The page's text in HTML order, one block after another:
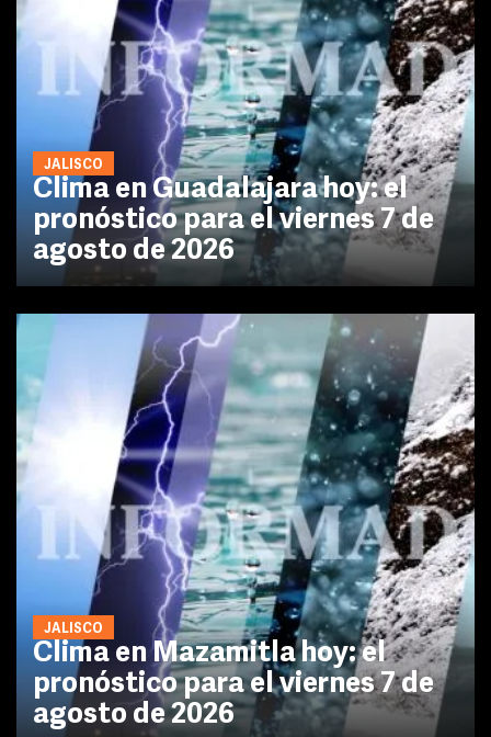
JALISCO
Clima en Guadalajara hoy: el
pronóstico para el viernes 7 de
agosto de 2026
JALISCO
Clima en Mazamitla hoy: el
pronóstico para el viernes 7 de
agosto de 2026